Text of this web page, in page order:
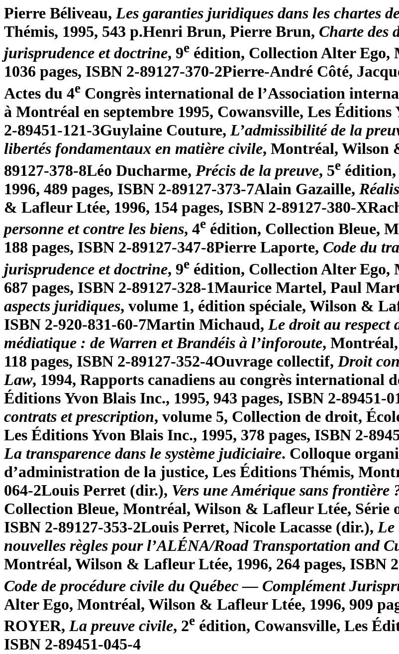
Pierre Béliveau, Les garanties juridiques dans les chartes
Thémis, 1995, 543 p.Henri Brun, Pierre Brun, Charte des
jurisprudence et doctrine, 9e édition, Collection Alter Ego,
1036 pages, ISBN 2-89127-370-2Pierre-André Côté,
Actes du 4e Congrès international de l’Association
à Montréal en septembre 1995, Cowansville, Les Éditions
2-89451-121-3Guylaine Couture, L’admissibilité de la
libertés fondamentaux en matière civile, Montréal, Wilson
89127-378-8Léo Ducharme, Précis de la preuve, 5e
1996, 489 pages, ISBN 2-89127-373-7Alain Gazaille,
& Lafleur Ltée, 1996, 154 pages, ISBN 2-89127-380-X
personne et contre les biens, 4e édition, Collection Bleue,
188 pages, ISBN 2-89127-347-8Pierre Laporte, Code du
jurisprudence et doctrine, 9e édition, Collection Alter Ego,
687 pages, ISBN 2-89127-328-1Maurice Martel, Paul
aspects juridiques, volume 1, édition spéciale, Wilson &
ISBN 2-920-831-60-7Martin Michaud, Le droit au respect
médiatique : de Warren et Brandéis à l’inforoute,
118 pages, ISBN 2-89127-352-4Ouvrage collectif, Droit
Law, 1994, Rapports canadiens au congrès international
Éditions Yvon Blais Inc., 1995, 943 pages, ISBN 2-89451-
contrats et prescription, volume 5, Collection de droit,
Les Éditions Yvon Blais Inc., 1995, 378 pages, ISBN 2-
La transparence dans le système judiciaire. Colloque
d’administration de la justice, Les Éditions Thémis,
064-2Louis Perret (dir.), Vers une Amérique sans frontière
Collection Bleue, Montréal, Wilson & Lafleur Ltée, Série
ISBN 2-89127-353-2Louis Perret, Nicole Lacasse (dir.), Le
nouvelles règles pour l’ALÉNA/Road Transportation and
Montréal, Wilson & Lafleur Ltée, 1996, 264 pages, ISBN
Code de procédure civile du Québec — Complément
Alter Ego, Montréal, Wilson & Lafleur Ltée, 1996, 909
ROYER,La preuve civile, 2e édition, Cowansville, Les
ISBN 2-89451-045-4